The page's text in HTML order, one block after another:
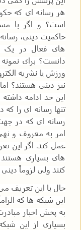
هر رسانه ای که
است؟ و اگر با
حاکمیت دینی،
های فعال در یک
دانست؟ برای
ورزش یا نشریه
نیز دینی هستند؟
این حد ادامه
تنها رسانه ای را
رسانه ای که در
امر به معروف و
عمل کند. اگر این
های بسیاری
کنند ولی لزوماً دینی
حال با این تعریف
به پخش اخبار
بسیاری از این